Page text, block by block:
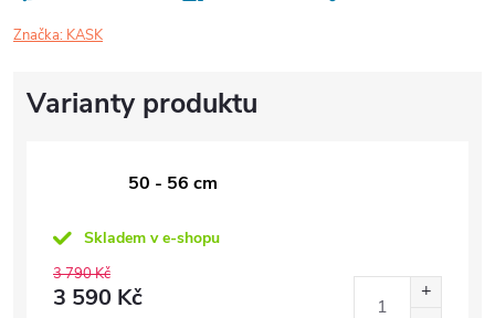
Značka: KASK
50 - 56 cm
Skladem v e-shopu
3 790 Kč
3 590 Kč